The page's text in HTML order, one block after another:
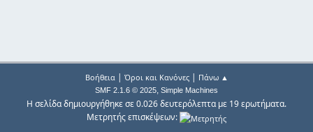
Βοήθεια| Όροι και Κανόνες| Πάνω ▲
SMF 2.1.6 © 2025, Simple Machines
Η σελίδα δημιουργήθηκε σε 0.026 δευτερόλεπτα με 19 ερωτήματα.
Μετρητής επισκέψεων: